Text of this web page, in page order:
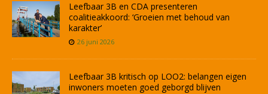
Leefbaar 3B en CDA presenteren
coalitieakkoord: ‘Groeien met behoud van
karakter’
26 juni 2026
Leefbaar 3B kritisch op LOO2: belangen eigen
inwoners moeten goed geborgd blijven